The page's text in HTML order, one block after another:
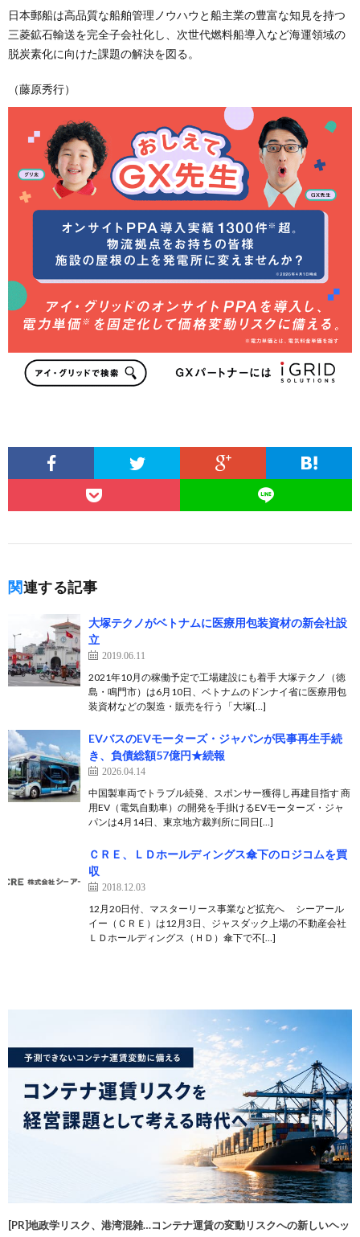
日本郵船は高品質な船舶管理ノウハウと船主業の豊富な知見を持つ
三菱鉱石輸送を完全子会社化し、次世代燃料船導入など海運領域の
脱炭素化に向けた課題の解決を図る。
（藤原秀行）
関連する記事
大塚テクノがベトナムに医療用包装資材の新会社設
立
2019.06.11
2021年10月の稼働予定で工場建設にも着手 大塚テクノ（徳
島・鳴門市）は6月10日、ベトナムのドンナイ省に医療用包
装資材などの製造・販売を行う「大塚[…]
EVバスのEVモーターズ・ジャパンが民事再生手続
き、負債総額57億円★続報
2026.04.14
中国製車両でトラブル続発、スポンサー獲得し再建目指す 商
用EV（電気自動車）の開発を手掛けるEVモーターズ・ジャ
パンは4月14日、東京地方裁判所に同日[…]
ＣＲＥ、ＬＤホールディングス傘下のロジコムを買
収
2018.12.03
12月20日付、マスターリース事業など拡充へ シーアール
イー（ＣＲＥ）は12月3日、ジャスダック上場の不動産会社
ＬＤホールディングス（ＨＤ）傘下で不[…]
[PR]地政学リスク、港湾混雑…コンテナ運賃の変動リスクへの新しいヘッ